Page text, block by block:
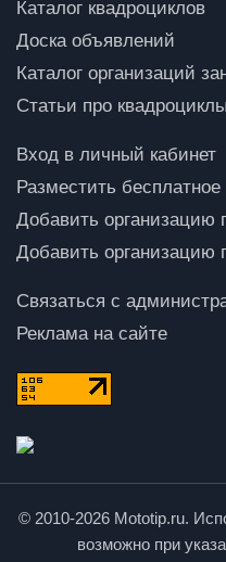
Каталог квадроциклов
Доска объявлений
Каталог организаций
Статьи про квадроциклы
Вход в личный кабинет
Разместить
Добавить организацию
Добавить организацию
Связаться с
Реклама на сайте
© 2010-2026 Mototip.ru.
возможно при